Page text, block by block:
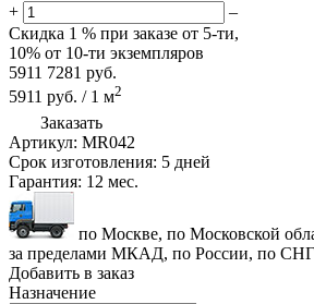
+
–
Скидка 1 % при заказе от 5-ти,
10% от 10-ти экземпляров
5911 7281 руб.
5911 руб. / 1 м2
Заказать
Артикул: MR042
Срок изготовления: 5 дней
Гарантия: 12 мес.
по Москве, по Московской
за пределами МКАД, по России, по СНГ
Добавить в заказ
Назначение